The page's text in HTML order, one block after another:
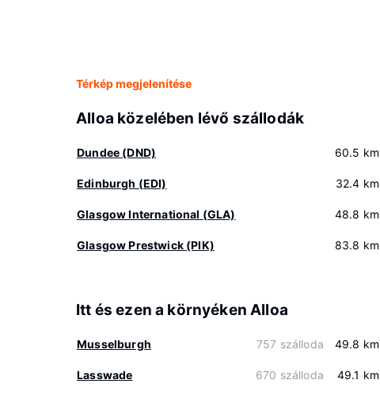
Térkép megjelenítése
Alloa közelében lévő szállodák
Dundee (DND) 60.5 km
Edinburgh (EDI) 32.4 km
Glasgow International (GLA) 48.8 km
Glasgow Prestwick (PIK) 83.8 km
Itt és ezen a környéken Alloa
Musselburgh 757 szálloda 49.8 km
Lasswade 670 szálloda 49.1 km